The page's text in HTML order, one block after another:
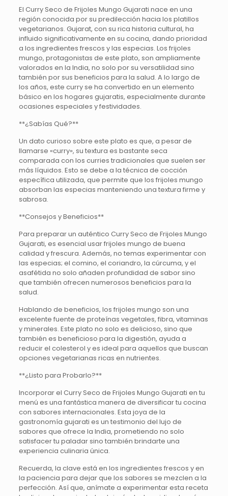
El Curry Seco de Frijoles Mungo Gujarati nace en una
región conocida por su predilección hacia los platillos
vegetarianos. Gujarat, con su rica historia cultural, ha
influido significativamente en su cocina, dando prioridad
a los ingredientes frescos y las especias. Los frijoles
mungo, protagonistas de este plato, son ampliamente
valorados en la India, no solo por su versatilidad sino
también por sus beneficios para la salud. A lo largo de
los años, este curry se ha convertido en un elemento
básico en los hogares gujaratis, especialmente durante
ocasiones especiales y festividades.
**¿Sabías Qué?**
Un dato curioso sobre este plato es que, a pesar de
llamarse «curry», su textura es bastante seca
comparada con los curries tradicionales que suelen ser
más líquidos. Esto se debe a la técnica de cocción
específica utilizada, que permite que los frijoles mungo
absorban las especias manteniendo una textura firme y
sabrosa.
**Consejos y Beneficios**
Para preparar un auténtico Curry Seco de Frijoles Mungo
Gujarati, es esencial usar frijoles mungo de buena
calidad y frescura. Además, no temas experimentar con
las especias; el comino, el coriandro, la cúrcuma, y el
asafétida no solo añaden profundidad de sabor sino
que también ofrecen numerosos beneficios para la
salud.
Hablando de beneficios, los frijoles mungo son una
excelente fuente de proteínas vegetales, fibra, vitaminas
y minerales. Este plato no solo es delicioso, sino que
también es beneficioso para la digestión, ayuda a
reducir el colesterol y es ideal para aquellos que buscan
opciones vegetarianas ricas en nutrientes.
**¿Listo para Probarlo?**
Incorporar el Curry Seco de Frijoles Mungo Gujarati en tu
menú es una fantástica manera de diversificar tu cocina
con sabores internacionales. Esta joya de la
gastronomía gujarati es un testimonio del lujo de
sabores que ofrece la India, prometiendo no solo
satisfacer tu paladar sino también brindarte una
experiencia culinaria única.
Recuerda, la clave está en los ingredientes frescos y en
la paciencia para dejar que los sabores se mezclen a la
perfección. Así que, anímate a experimentar esta receta